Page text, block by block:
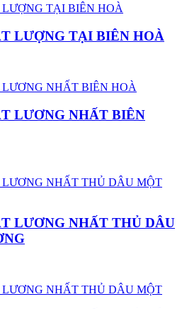
LƯỢNG TẠI BIÊN HOÀ
LƯƠNG NHẤT BIÊN
LƯƠNG NHẤT THỦ DÂU